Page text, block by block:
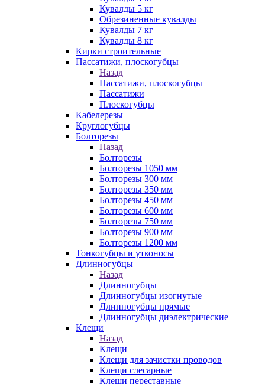
Кувалды 5 кг
Обрезиненные кувалды
Кувалды 7 кг
Кувалды 8 кг
Кирки строительные
Пассатижи, плоскогубцы
Назад
Пассатижи, плоскогубцы
Пассатижи
Плоскогубцы
Кабелерезы
Круглогубцы
Болторезы
Назад
Болторезы
Болторезы 1050 мм
Болторезы 300 мм
Болторезы 350 мм
Болторезы 450 мм
Болторезы 600 мм
Болторезы 750 мм
Болторезы 900 мм
Болторезы 1200 мм
Тонкогубцы и утконосы
Длинногубцы
Назад
Длинногубцы
Длинногубцы изогнутые
Длинногубцы прямые
Длинногубцы диэлектрические
Клещи
Назад
Клещи
Клещи для зачистки проводов
Клещи слесарные
Клещи переставные